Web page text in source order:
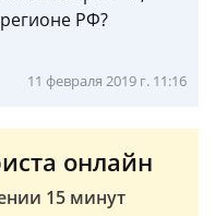
РФ?
11 февраля 2019 г. 11:16
онлайн
15 минут